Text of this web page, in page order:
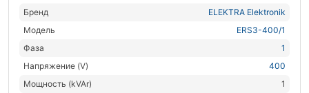
Бренд
ELEKTRA Elektronik
Модель
ERS3-400/1
Фаза
1
Напряжение (V)
400
Мощность (kVAr)
1